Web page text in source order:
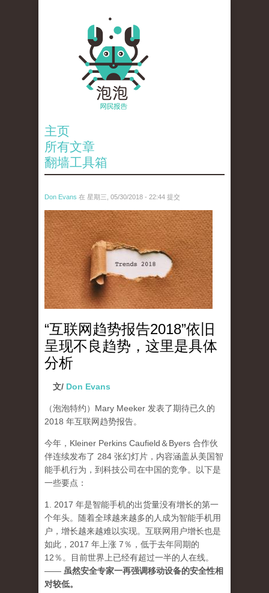
主页
所有文章
翻墙工具箱
Don Evans 在 星期三, 05/30/2018 - 22:44 提交
wechatimg2682.jpeg
“互联网趋势报告2018”依旧
呈现不良趋势，这里是具体
分析
文/ Don Evans
（泡泡特约） Mary Meeker 发表了期待已久的
2018 年互联网趋势报告。
今年，Kleiner Perkins Caufield＆Byers 合作伙
伴连续发布了 284 张幻灯片，内容涵盖从美国智
能手机行为，到科技公司在中国的竞争。以下是
一些要点：
1. 2017 年是智能手机的出货量没有增长的第一
个年头。随着全球越来越多的人成为智能手机用
户，增长越来越难以实现。互联网用户增长也是
如此，2017 年上涨 7％，低于去年同期的
12％。目前世界上已经有超过一半的人在线。
—— 虽然安全专家一再强调移动设备的安全性相
对较低。